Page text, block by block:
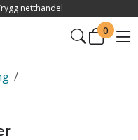
netthandel
0
/